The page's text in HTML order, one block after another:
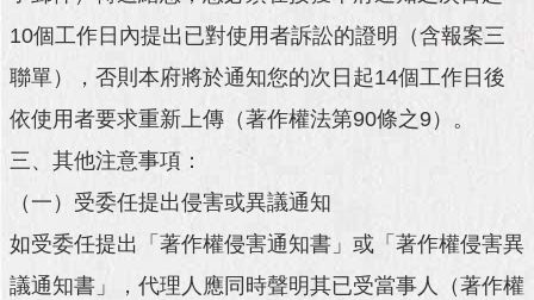
北
通
陳
情
系
統
公
民
與
10個工作日內提出已對使用者訴訟的證明（含報案三
聯單），否則本府將於通知您的次日起14個工作日後
依使用者要求重新上傳（著作權法第90條之9）。
三、其他注意事項：
（一）受委任提出侵害或異議通知
如受委任提出「著作權侵害通知書」或「著作權侵害異
議通知書」，代理人應同時聲明其已受當事人（著作權